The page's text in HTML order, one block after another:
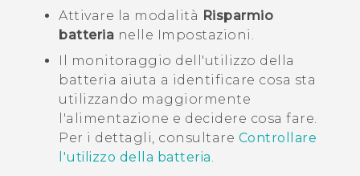
Attivare la modalità Risparmio
batteria nelle Impostazioni.
Il monitoraggio dell'utilizzo della
batteria aiuta a identificare cosa sta
utilizzando maggiormente
l'alimentazione e decidere cosa fare.
Per i dettagli, consultare Controllare
l'utilizzo della batteria.